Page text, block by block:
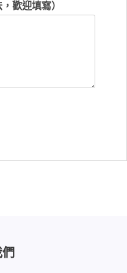
歡迎填寫）